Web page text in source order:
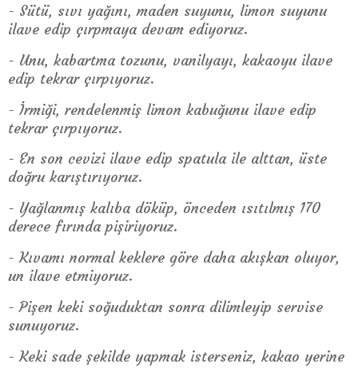
- Sütü, sıvı yağını, maden suyunu, limon suyunu
ilave edip çırpmaya devam ediyoruz.
- Unu, kabartma tozunu, vanilyayı, kakaoyu ilave
edip tekrar çırpıyoruz.
- İrmiği, rendelenmiş limon kabuğunu ilave edip
tekrar çırpıyoruz.
- En son cevizi ilave edip spatula ile alttan, üste
doğru karıştırıyoruz.
- Yağlanmış kalıba döküp, önceden ısıtılmış 170
derece fırında pişiriyoruz.
- Kıvamı normal keklere göre daha akışkan oluyor,
un ilave etmiyoruz.
- Pişen keki soğuduktan sonra dilimleyip servise
sunuyoruz.
- Keki sade şekilde yapmak isterseniz, kakao yerine